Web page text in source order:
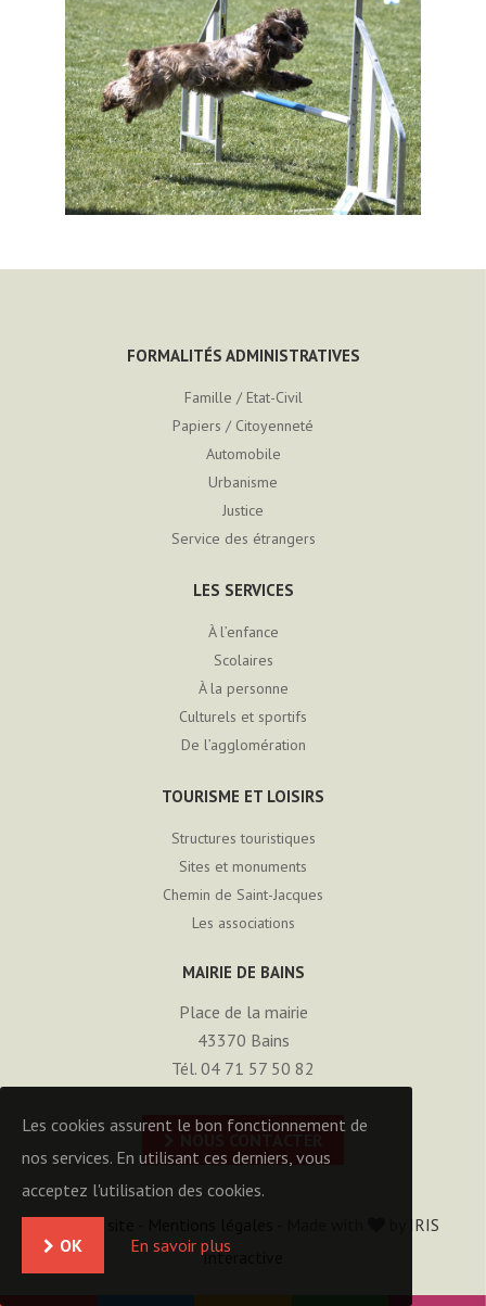
FORMALITÉS ADMINISTRATIVES
Famille / Etat-Civil
Papiers / Citoyenneté
Automobile
Urbanisme
Justice
Service des étrangers
LES SERVICES
À l’enfance
Scolaires
À la personne
Culturels et sportifs
De l’agglomération
TOURISME ET LOISIRS
Structures touristiques
Sites et monuments
Chemin de Saint-Jacques
Les associations
MAIRIE DE BAINS
Place de la mairie
43370 Bains
Tél. 04 71 57 50 82
IRIS
Interactive
Les cookies assurent le bon fonctionnement de
nos services. En utilisant ces derniers, vous
acceptez l'utilisation des cookies.
OK En savoir plus